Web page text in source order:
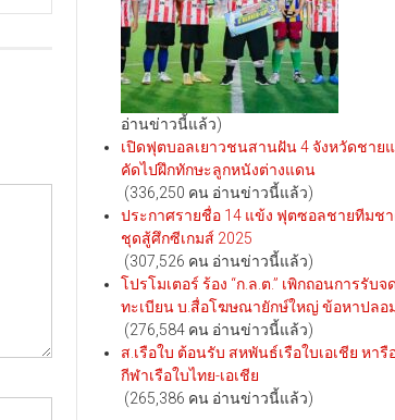
อ่านข่าวนี้แล้ว)
เปิดฟุตบอลเยาวชนสานฝัน 4 จังหวัดชาย
คัดไปฝึกทักษะลูกหนังต่างแดน
(336,250 คน อ่านข่าวนี้แล้ว)
ประกาศรายชื่อ 14 แข้ง ฟุตซอลชายทีมช
ชุดสู้ศึกซีเกมส์ 2025
(307,526 คน อ่านข่าวนี้แล้ว)
โปรโมเตอร์ ร้อง “ก.ล.ต.” เพิกถอนการรับจด
ทะเบียน บ.สื่อโฆษณายักษ์ใหญ่ ข้อหาปลอ
(276,584 คน อ่านข่าวนี้แล้ว)
ส.เรือใบ ต้อนรับ สหพันธ์เรือใบเอเชีย หา
กีฬาเรือใบไทย-เอเชีย
(265,386 คน อ่านข่าวนี้แล้ว)